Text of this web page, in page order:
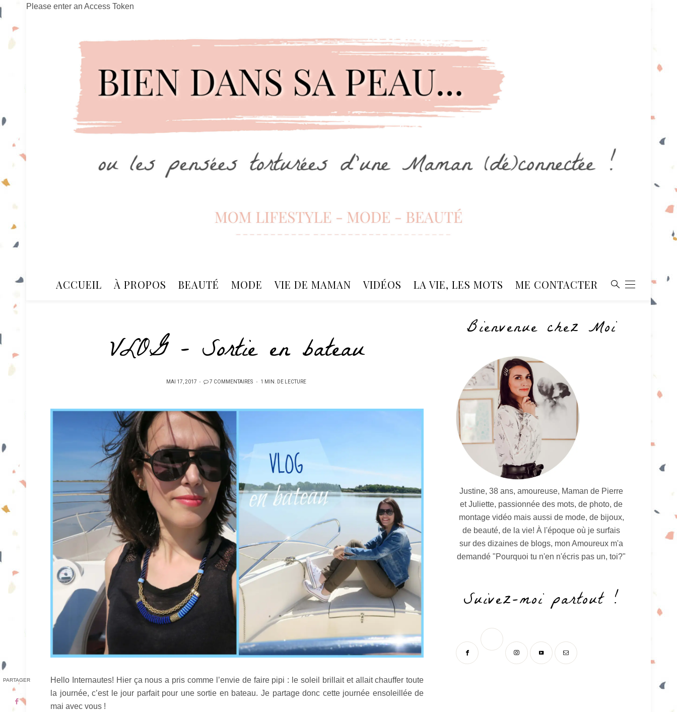
Please enter an Access Token
ACCUEIL À PROPOS BEAUTÉ MODE VIE DE MAMAN VIDÉOS LA VIE, LES MOTS ME CONTACTER
VLOG – Sortie en bateau
PUBLIÉ
MAI 17, 2017 7 COMMENTAIRES 1 MIN. DE LECTURE
Hello Internautes! Hier ça nous a pris comme l’envie de faire pipi : le soleil brillait et allait chauffer toute
la journée, c’est le jour parfait pour une sortie en bateau. Je partage donc cette journée ensoleillée de
mai avec vous !
PARTAGER
Bienvenue chez Moi
Justine, 38 ans, amoureuse, Maman de Pierre
et Juliette, passionnée des mots, de photo, de
montage vidéo mais aussi de mode, de bijoux,
de beauté, de la vie! À l'époque où je surfais
sur des dizaines de blogs, mon Amoureux m'a
demandé "Pourquoi tu n'en n'écris pas un, toi?"
Suivez-moi partout !